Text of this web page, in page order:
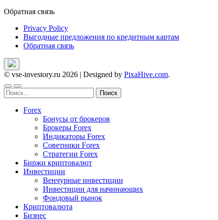
Обратная связь
Privacy Policy
Выгодные предложения по кредитным картам
Обратная связь
© vse-investory.ru 2026 | Designed by PixaHive.com.
Найти:
Forex
Бонусы от брокеров
Брокеры Forex
Индикаторы Forex
Советники Forex
Стратегии Forex
Биржи криптовалют
Инвестиции
Венчурные инвестиции
Инвестиции для начинающих
Фондовый рынок
Криптовалюта
Бизнес